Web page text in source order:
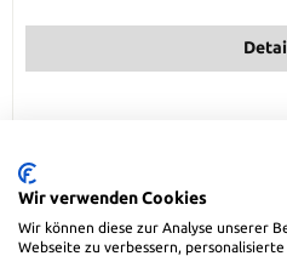
Wir verwenden Cookies
Wir können diese zur Analyse unserer
Webseite zu verbessern,